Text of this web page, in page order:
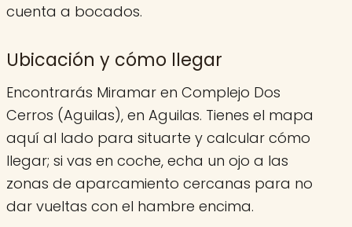
cuenta a bocados.
Ubicación y cómo llegar
Encontrarás Miramar en Complejo Dos
Cerros (Aguilas), en Aguilas. Tienes el mapa
aquí al lado para situarte y calcular cómo
llegar; si vas en coche, echa un ojo a las
zonas de aparcamiento cercanas para no
dar vueltas con el hambre encima.